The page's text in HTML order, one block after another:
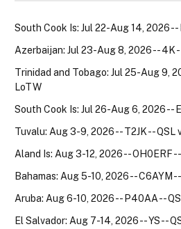
South Cook Is: Jul 22-Aug 14, 2026 --
Azerbaijan: Jul 23-Aug 8, 2026 -- 4K
Trinidad and Tobago: Jul 25-Aug 9,
LoTW
South Cook Is: Jul 26-Aug 6, 2026 --
Tuvalu: Aug 3-9, 2026 -- T2JK -- QSL
Aland Is: Aug 3-12, 2026 -- OH0ERF
Bahamas: Aug 5-10, 2026 -- C6AYM
Aruba: Aug 6-10, 2026 -- P40AA --
El Salvador: Aug 7-14, 2026 -- YS --